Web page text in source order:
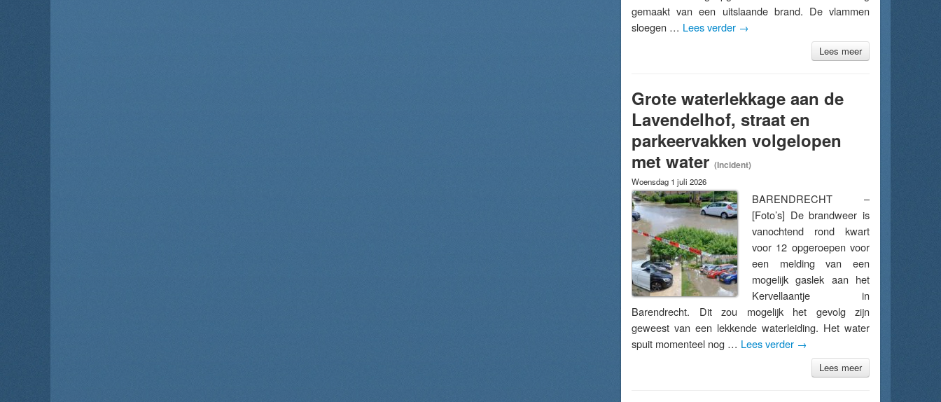
gemaakt van een uitslaande brand. De vlammen
sloegen … Lees verder →
Lees meer
Grote waterlekkage aan de
Lavendelhof, straat en
parkeervakken volgelopen
met water (Incident)
Woensdag 1 juli 2026
BARENDRECHT –
[Foto’s] De brandweer is
vanochtend rond kwart
voor 12 opgeroepen voor
een melding van een
mogelijk gaslek aan het
Kervellaantje in
Barendrecht. Dit zou mogelijk het gevolg zijn
geweest van een lekkende waterleiding. Het water
spuit momenteel nog … Lees verder →
Lees meer